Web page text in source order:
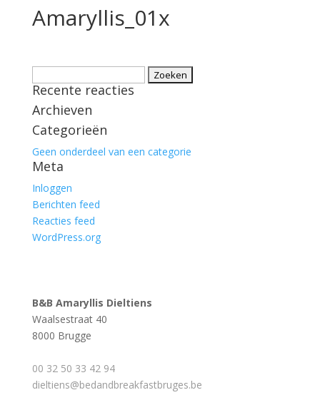
Amaryllis_01x
naar:
Recente reacties
Archieven
Categorieën
Geen onderdeel van een categorie
Meta
Inloggen
Berichten feed
Reacties feed
WordPress.org
B&B Amaryllis Dieltiens
Waalsestraat 40
8000 Brugge
00 32 50 33 42 94
dieltiens@bedandbreakfastbruges.be